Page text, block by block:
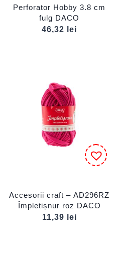
Perforator Hobby 3.8 cm
fulg DACO
46,32
lei
Accesorii craft – AD296RZ
Împletișnur roz DACO
11,39
lei